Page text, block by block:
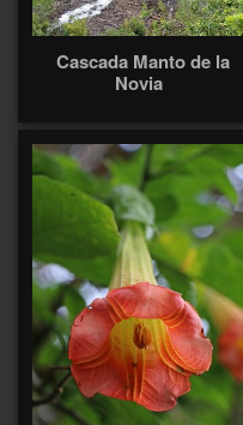
Cascada Manto de la
Novia